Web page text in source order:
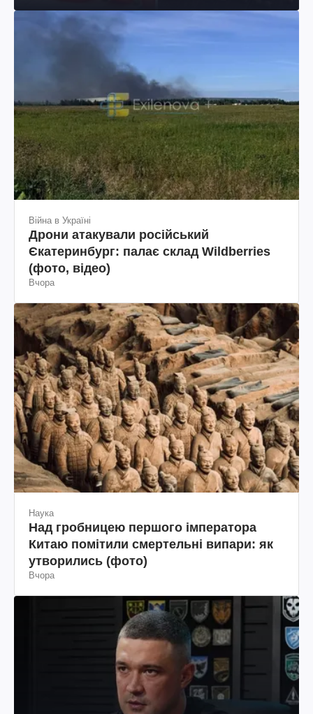
Війна в Україні
Дрони атакували російський
Єкатеринбург: палає склад Wildberries
(фото, відео)
Вчора
Наука
Над гробницею першого імператора
Китаю помітили смертельні випари: як
утворились (фото)
Вчора